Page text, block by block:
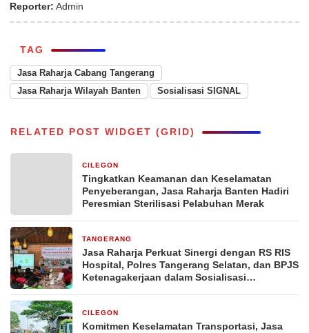
Reporter: Admin
TAG
Jasa Raharja Cabang Tangerang
Jasa Raharja Wilayah Banten
Sosialisasi SIGNAL
RELATED POST WIDGET (GRID)
CILEGON
Tingkatkan Keamanan dan Keselamatan
Penyeberangan, Jasa Raharja Banten Hadiri
Peresmian Sterilisasi Pelabuhan Merak
TANGERANG
Jasa Raharja Perkuat Sinergi dengan RS RIS
Hospital, Polres Tangerang Selatan, dan BPJS
Ketenagakerjaan dalam Sosialisasi
CILEGON
Komitmen Keselamatan Transportasi, Jasa